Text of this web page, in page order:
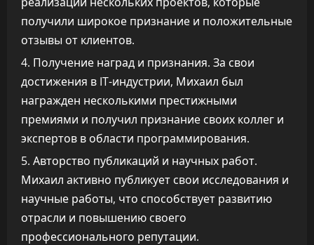
получили широкое признание и положительные
отзывы от клиентов.
Получение наград и признания. За свои
достижения в IT-индустрии, Михаил был
награжден несколькими престижными
премиями и получил признание своих коллег и
экспертов в области программирования.
Авторство публикаций и научных работ.
Михаил активно публикует свои исследования и
научные работы, что способствует развитию
отрасли и повышению своего
профессионального репутации.